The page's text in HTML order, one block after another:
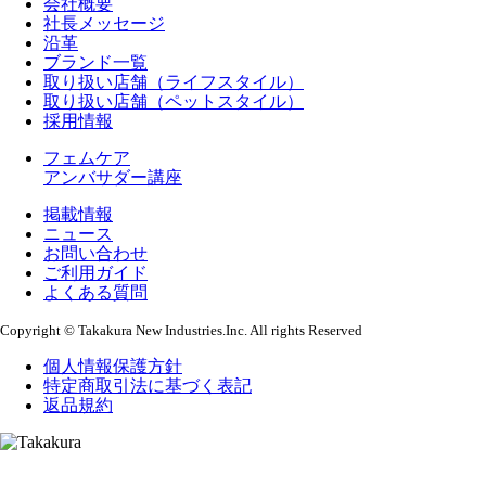
社長メッセージ
沿革
ブランド一覧
取り扱い店舗（ライフスタイル）
取り扱い店舗（ペットスタイル）
採用情報
フェムケア
アンバサダー講座
掲載情報
ニュース
お問い合わせ
ご利用ガイド
よくある質問
Copyright © Takakura New Industries.Inc. All rights Reserved
個人情報保護方針
特定商取引法に基づく表記
返品規約